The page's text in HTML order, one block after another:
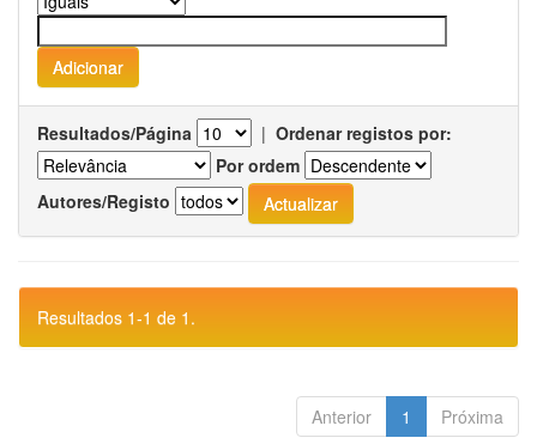
Resultados/Página | Ordenar registos por:
Por ordem
Autores/Registo
Resultados 1-1 de 1.
Anterior 1 Próxima